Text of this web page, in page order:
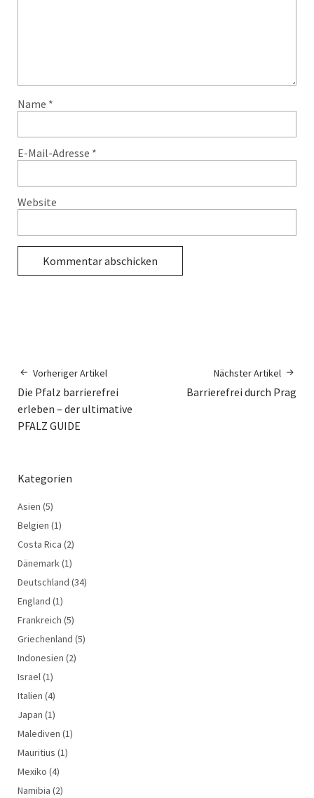
Name *
E-Mail-Adresse *
Website
Vorheriger Artikel
Die Pfalz barrierefrei
erleben – der ultimative
PFALZ GUIDE
Nächster Artikel
Barrierefrei durch Prag
Kategorien
Asien (5)
Belgien (1)
Costa Rica (2)
Dänemark(1)
Deutschland (34)
England (1)
Frankreich (5)
Griechenland (5)
Indonesien (2)
Israel(1)
Italien (4)
Japan (1)
Malediven (1)
Mauritius (1)
Mexiko (4)
Namibia (2)